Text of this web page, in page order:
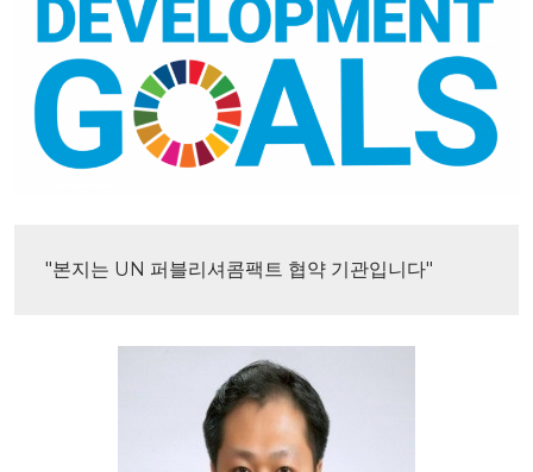
"본지는 UN 퍼블리셔콤팩트 협약 기관입니다"